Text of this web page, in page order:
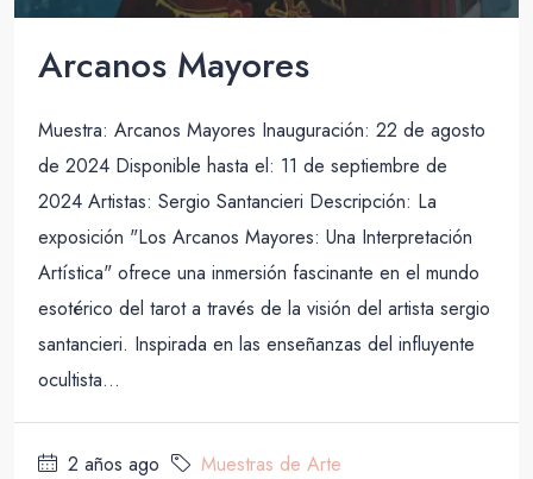
Arcanos Mayores
Muestra: Arcanos Mayores Inauguración: 22 de agosto
de 2024 Disponible hasta el: 11 de septiembre de
2024 Artistas: Sergio Santancieri Descripción: La
exposición "Los Arcanos Mayores: Una Interpretación
Artística" ofrece una inmersión fascinante en el mundo
esotérico del tarot a través de la visión del artista sergio
santancieri. Inspirada en las enseñanzas del influyente
ocultista...
2 años ago Muestras de Arte